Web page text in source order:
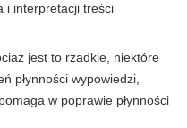
i interpretacji treści
jest to rzadkie, niektóre
płynności wypowiedzi,
w poprawie płynności